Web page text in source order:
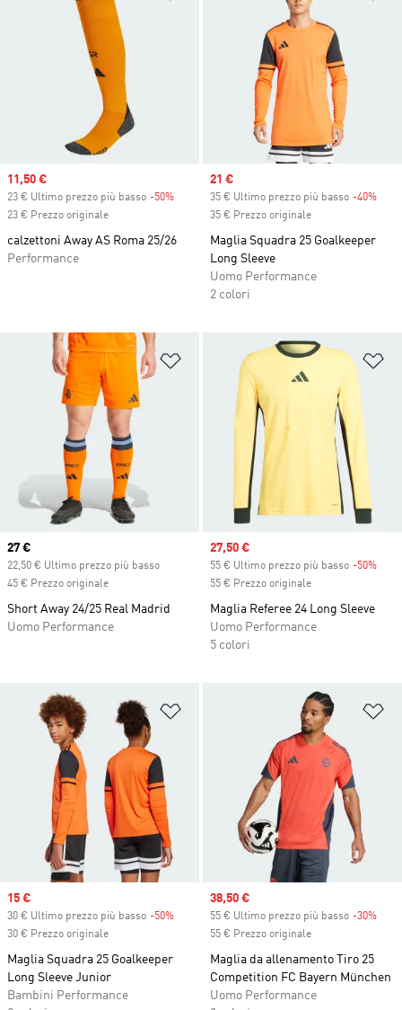
Sale price
11,50 €
23 € Ultimo prezzo più basso -50% Discount
23 € Prezzo originale
calzettoni Away AS Roma 25/26
Performance
Sale price
21 €
35 € Ultimo prezzo più basso -40%
35 € Prezzo originale
Maglia Squadra 25 Goalkeeper
Long Sleeve
Uomo Performance
2 colori
Aggiungi alla lista dei desideri
Current price
27 €
22,50 € Ultimo prezzo più basso
45 € Prezzo originale
Short Away 24/25 Real Madrid
Uomo Performance
Sale price
27,50 €
55 € Ultimo prezzo più basso -50%
55 € Prezzo originale
Maglia Referee 24 Long Sleeve
Uomo Performance
5 colori
Aggiungi alla lista dei desideri
Sale price
15 €
30 € Ultimo prezzo più basso -50% Discount
30 € Prezzo originale
Maglia Squadra 25 Goalkeeper
Long Sleeve Junior
Bambini Performance
Sale price
38,50 €
55 € Ultimo prezzo più basso -30%
55 € Prezzo originale
Maglia da allenamento Tiro 25
Competition FC Bayern München
Uomo Performance